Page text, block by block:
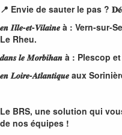
📍 Envie de sauter le pas ? 𝐃𝐞́
𝒆𝒏𝑰𝒍𝒍𝒆-𝒆𝒕-𝑽𝒊𝒍𝒂𝒊𝒏𝒆 à : Vern-
Le Rheu.
𝒅𝒂𝒏𝒔𝒍𝒆𝑴𝒐𝒓𝒃𝒊𝒉𝒂𝒏 à : Plescop
𝒆𝒏𝑳𝒐𝒊𝒓𝒆-𝑨𝒕𝒍𝒂𝒏𝒕𝒊𝒒𝒖𝒆 aux
Le BRS, une solution qui
de nos équipes !